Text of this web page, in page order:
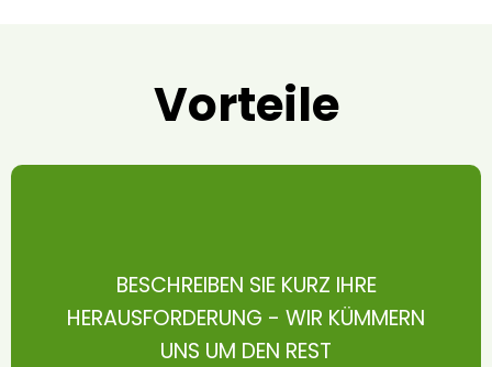
Vorteile
BESCHREIBEN SIE KURZ IHRE
HERAUSFORDERUNG - WIR KÜMMERN
UNS UM DEN REST